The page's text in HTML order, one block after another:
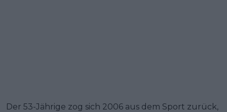
Der 53-Jährige zog sich 2006 aus dem Sport zurück,